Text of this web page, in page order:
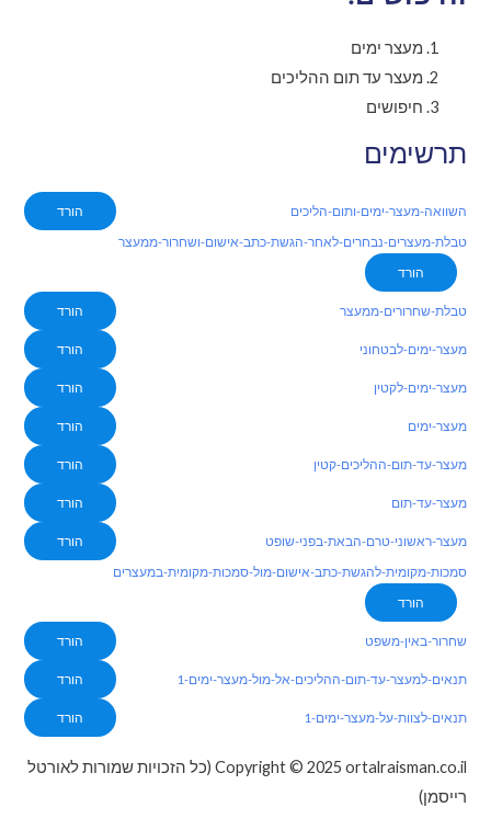
מעצר ימים
מעצר עד תום ההליכים
חיפושים
תרשימים
השוואה-מעצר-ימים-ותום-הליכים
הורד
טבלת-מעצרים-נבחרים-לאחר-הגשת-כתב-אישום-ושחרור-ממעצר
הורד
טבלת-שחרורים-ממעצר הורד
מעצר-ימים-לבטחוני הורד
מעצר-ימים-לקטין הורד
מעצר-ימים הורד
מעצר-עד-תום-ההליכים-קטין הורד
מעצר-עד-תום הורד
מעצר-ראשוני-טרם-הבאת-בפני-שופט
הורד
סמכות-מקומית-להגשת-כתב-אישום-מול-סמכות-מקומית-במעצרים
הורד
שחרור-באין-משפט הורד
תנאים-למעצר-עד-תום-ההליכים-אל-מול-מעצר-ימים-1 הורד
תנאים-לצוות-על-מעצר-ימים-1 הורד
Copyright © 2025 ortalraisman.co.il (כל הזכויות שמורות לאורטל
רייסמן)